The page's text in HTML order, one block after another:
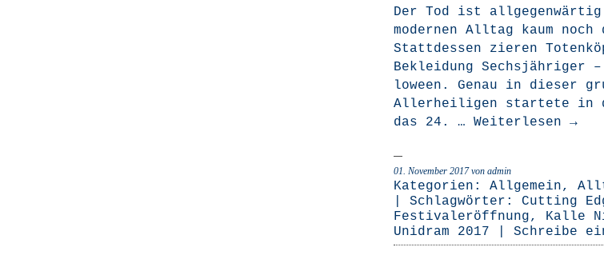
Der Tod ist
moder­nen All­tag kaum
Statt­des­sen zie­ren
Beklei­dung Sechs­jäh­ri­ger
lo­ween. Genau in die­ser
Aller­hei­li­gen star­te­te in
das 24. … Wei­ter­le­sen →
01. November 2017von admin
Kategorien: Allgemein,
| Schlagwörter: Cutting
Festivaleröffnung, Kalle
Unidram 2017
Schreibe